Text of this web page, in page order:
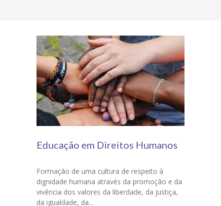
Educação em Direitos Humanos
Formação de uma cultura de respeito à
dignidade humana através da promoção e da
vivência dos valores da liberdade, da justiça,
da igualdade, da...